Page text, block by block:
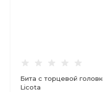
Бита с торцевой
Licota